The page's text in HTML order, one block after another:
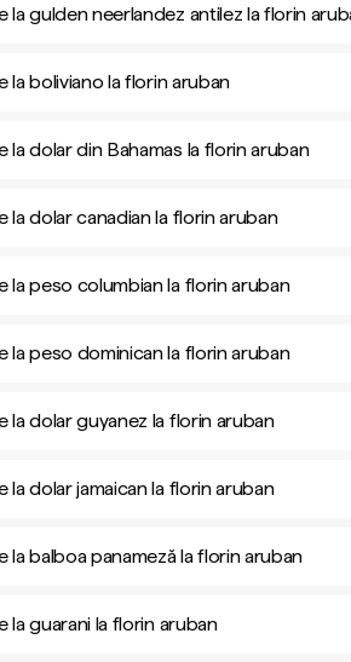
la gulden neerlandez antilez la florin
la boliviano la florin aruban
la dolar din Bahamas la florin aruban
la dolar canadian la florin aruban
la peso columbian la florin aruban
la peso dominican la florin aruban
la dolar guyanez la florin aruban
la dolar jamaican la florin aruban
la balboa panameză la florin aruban
la guarani la florin aruban